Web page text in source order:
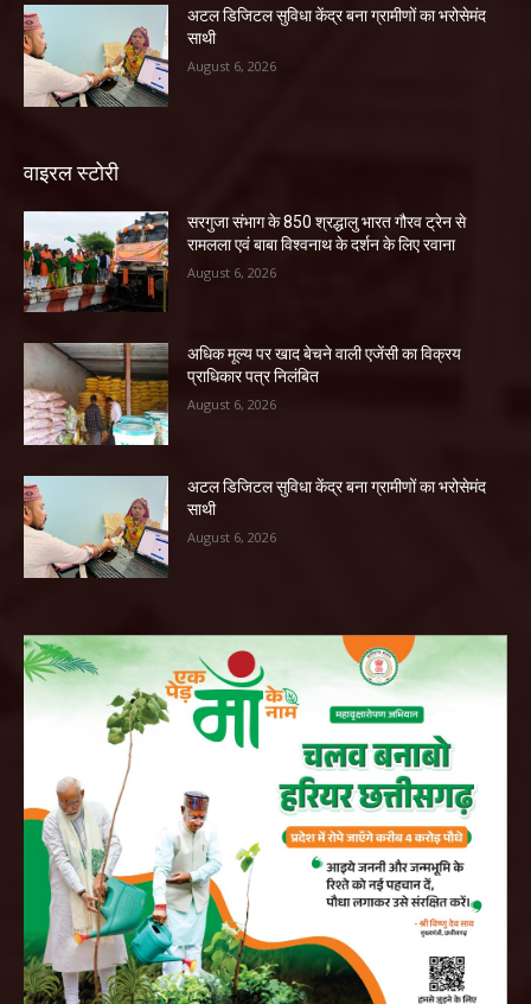
अटल डिजिटल सुविधा केंद्र बना ग्रामीणों का भरोसेमंद
साथी
August 6, 2026
वाइरल स्टोरी
सरगुजा संभाग के 850 श्रद्धालु भारत गौरव ट्रेन से
रामलला एवं बाबा विश्वनाथ के दर्शन के लिए रवाना
August 6, 2026
अधिक मूल्य पर खाद बेचने वाली एजेंसी का विक्रय
प्राधिकार पत्र निलंबित
August 6, 2026
अटल डिजिटल सुविधा केंद्र बना ग्रामीणों का भरोसेमंद
साथी
August 6, 2026